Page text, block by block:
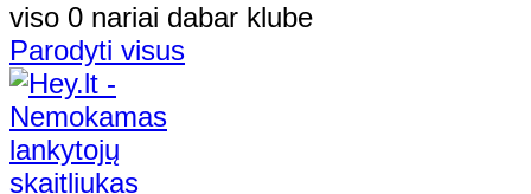
viso 0 nariai dabar klube
Parodyti visus